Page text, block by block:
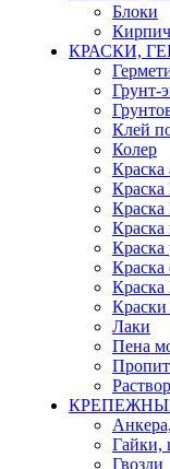
Блоки
Кирпич
КРАСКИ,
Грунт-
Клей
Колер
Краска
Краска
Краска
Краска
Краска
Лаки
Пена
Гайки,
Гвозди